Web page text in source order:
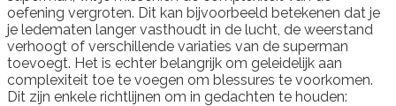
oefening vergroten. Dit kan bijvoorbeeld betekenen dat je
je ledematen langer vasthoudt in de lucht, de weerstand
verhoogt of verschillende variaties van de superman
toevoegt. Het is echter belangrijk om geleidelijk aan
complexiteit toe te voegen om blessures te voorkomen.
Dit zijn enkele richtlijnen om in gedachten te houden: